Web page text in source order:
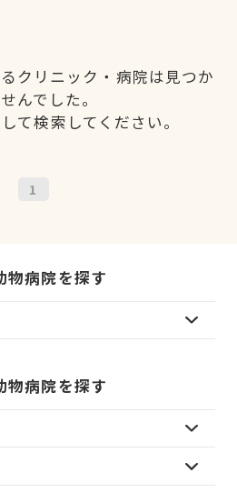
クリニック・病院は見つか
んでした。
て検索してください。
1
物病院を探す
物病院を探す